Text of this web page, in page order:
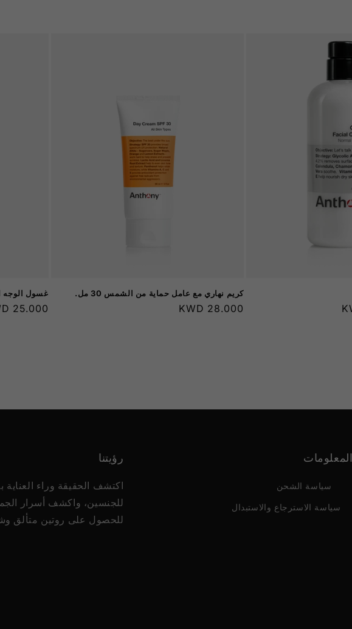
كريم نهاري مع عامل حماية من الشمس 30 مل.
السعر
28.000 KWD
غسول الوجه
السعر
25.000 KWD
المعلومات
سياسة الشحن
سياسة الاسترجاع والاستبدال
رؤيتنا
اكتشف الحقيقة وراء
للجنسين، واكشف أسرار
للحصول على روتين متألق